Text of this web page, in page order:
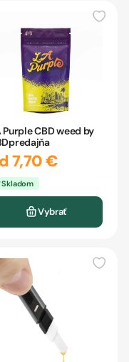
Purple CBD weed by
7,70 €
Skladom
Vybrať